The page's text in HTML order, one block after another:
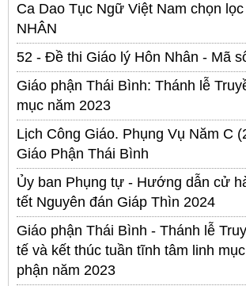
Ca Dao Tục Ngữ Việt Nam chọn
NHÂN
52 - Đề thi Giáo lý Hôn Nhân - Mã
Giáo phận Thái Bình: Thánh lễ
mục năm 2023
Lịch Công Giáo. Phụng Vụ Năm C
Giáo Phận Thái Bình
Ủy ban Phụng tự - Hướng dẫn cử
tết Nguyên đán Giáp Thìn 2024
Giáo phận Thái Bình - Thánh lễ
tế và kết thúc tuần tĩnh tâm linh
phận năm 2023